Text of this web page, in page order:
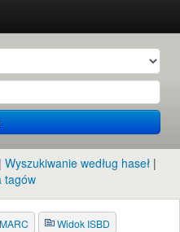
Wyszukiwanie według haseł
tagów
Widok ISBD